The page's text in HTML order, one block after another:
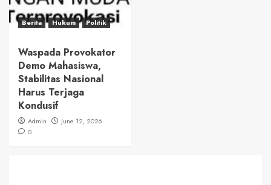
Berita Hukum Politik
Waspada Provokator
Demo Mahasiswa,
Stabilitas Nasional
Harus Terjaga
Kondusif
Admin
June 12, 2026
0